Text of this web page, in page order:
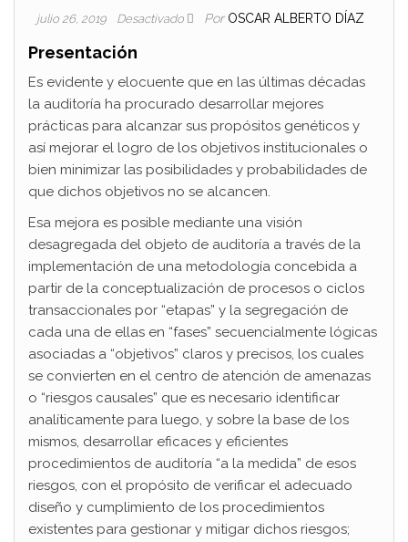
julio 26, 2019 Desactivado Por OSCAR ALBERTO DÍAZ
Presentación
Es evidente y elocuente que en las últimas décadas
la auditoría ha procurado desarrollar mejores
prácticas para alcanzar sus propósitos genéticos y
así mejorar el logro de los objetivos institucionales o
bien minimizar las posibilidades y probabilidades de
que dichos objetivos no se alcancen.
Esa mejora es posible mediante una visión
desagregada del objeto de auditoría a través de la
implementación de una metodología concebida a
partir de la conceptualización de procesos o ciclos
transaccionales por “etapas” y la segregación de
cada una de ellas en “fases” secuencialmente lógicas
asociadas a “objetivos” claros y precisos, los cuales
se convierten en el centro de atención de amenazas
o “riesgos causales” que es necesario identificar
analíticamente para luego, y sobre la base de los
mismos, desarrollar eficaces y eficientes
procedimientos de auditoría “a la medida” de esos
riesgos, con el propósito de verificar el adecuado
diseño y cumplimiento de los procedimientos
existentes para gestionar y mitigar dichos riesgos;